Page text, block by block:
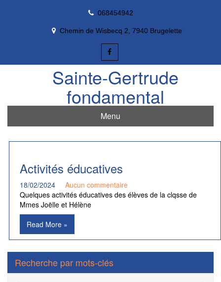
068454942
Chemin de Wisbecq 2, 7940 Brugelette
Sainte-Gertrude
fondamental
Menu
Activités éducatives
18/02/2024
Aucun commentaire
Quelques activités éducatives des élèves de la clqsse de
Mmes Joëlle et Hélène
Read More »
Recherche par mots-clés